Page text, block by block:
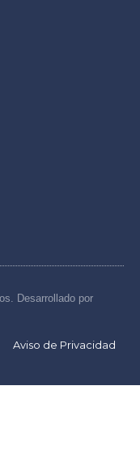
Desarrollado por
Aviso de Privacidad